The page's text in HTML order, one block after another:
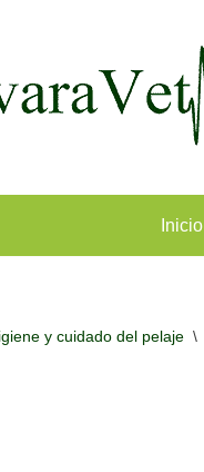
Inicio
y cuidado del pelaje \